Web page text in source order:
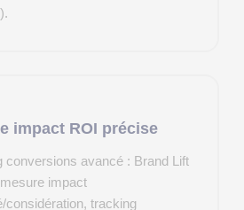
impact ROI précise
conversions avancé : Brand Lift
impact
considération, tracking